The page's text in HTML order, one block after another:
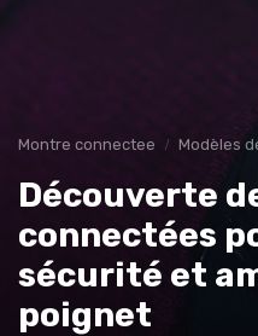
Montre connectee Modèles de
Découverte
connectées
sécurité et
poignet